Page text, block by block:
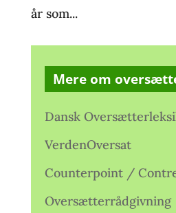
år som...
Mere om
Dansk
VerdenOversat
Counterpoint /
Oversætterrådgivning